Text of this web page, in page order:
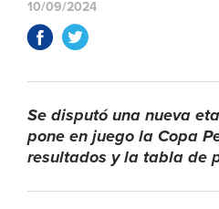
10/09/2024
Se disputó una nueva
pone en juego la Copa
resultados y la tabla de